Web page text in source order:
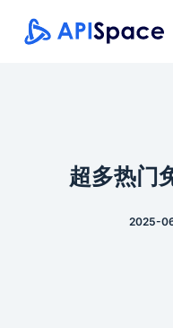
跳
过
超多热门
2025-